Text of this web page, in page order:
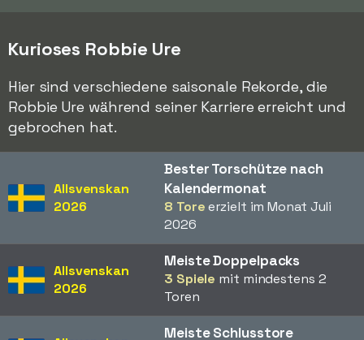
Kurioses Robbie Ure
Hier sind verschiedene saisonale Rekorde, die
Robbie Ure während seiner Karriere erreicht und
gebrochen hat.
Allsvenskan
2026
Bester Torschütze nach
Kalendermonat
8 Toreerzielt im Monat Juli
2026
Allsvenskan
2026
Meiste Doppelpacks
3 Spiele mit mindestens 2
Toren
Meiste Schlusstore